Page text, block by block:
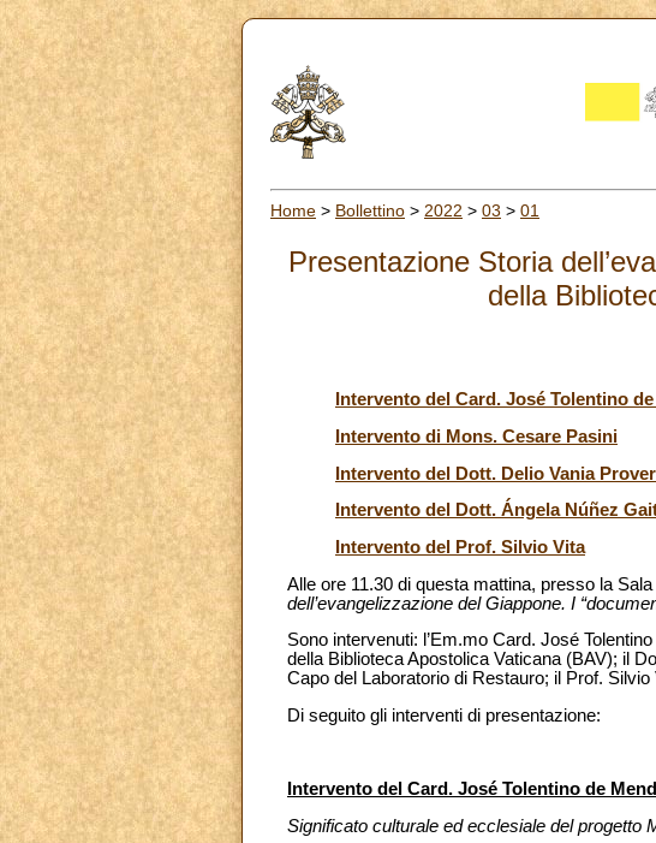
Home > Bollettino > 2022 > 03 > 01
Presentazione Storia
della
Intervento del Card. José Tolentino
Intervento di Mons. Cesare Pasini
Intervento del Dott. Delio Vania
Intervento del Dott. Ángela Núñez
Intervento del Prof. Silvio Vita
Alle ore 11.30 di questa mattina, presso la
dell’evangelizzazione del Giappone. I
Sono intervenuti: l’Em.mo Card. José
della Biblioteca Apostolica Vaticana (BAV); il
Capo del Laboratorio di Restauro; il Prof. Silvio
Di seguito gli interventi di presentazione:
Intervento del Card. José Tolentino de
Significato culturale ed ecclesiale del progetto